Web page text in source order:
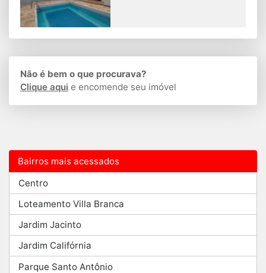
Não é bem o que procurava?
Clique aqui e encomende seu imóvel
Bairros mais acessados
Centro
Loteamento Villa Branca
Jardim Jacinto
Jardim Califórnia
Parque Santo Antônio